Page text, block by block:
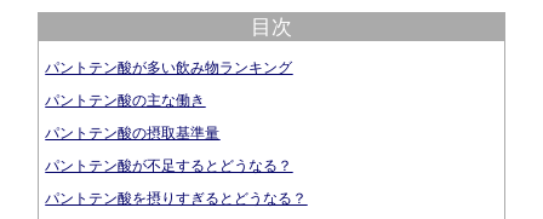
目次
パントテン酸が多い飲み物ランキング
パントテン酸の主な働き
パントテン酸の摂取基準量
パントテン酸が不足するとどうなる？
パントテン酸を摂りすぎるとどうなる？